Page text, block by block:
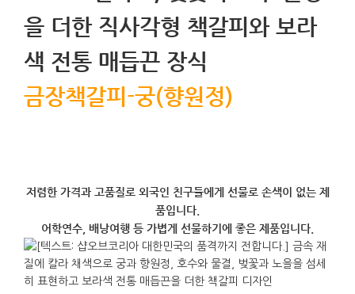
금장책갈피-궁(향원정)
저렴한 가격과 고품질로 외국인 친구들에게 선물로 손색이 없는 제
품입니다.
어학연수, 배낭여행 등 가볍게 선물하기에 좋은 제품입니다.